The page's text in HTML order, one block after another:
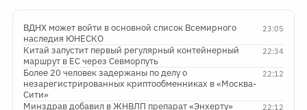
23:05
ВДНХ может войти в основной список Всемирного
наследия ЮНЕСКО
22:34
Китай запустит первый регулярный контейнерный
маршрут в ЕС через Севморпуть
22:12
Более 20 человек задержаны по делу о
незарегистрированных криптообменниках в «Москва-
Сити»
22:12
Минздрав добавил в ЖНВЛП препарат «Энхерту»